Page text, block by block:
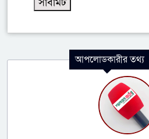
আপলোডকারীর তথ্য